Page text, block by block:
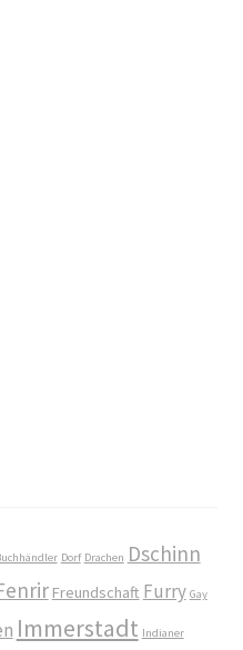
Dorf Drachen Dschinn
Freundschaft Furry Gay
Immerstadt Indianer